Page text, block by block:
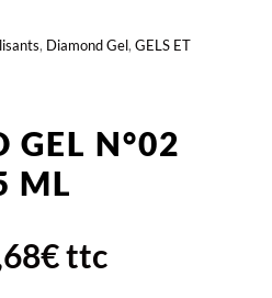
, Diamond Gel, GELS ET
N°02
ML
€ttc